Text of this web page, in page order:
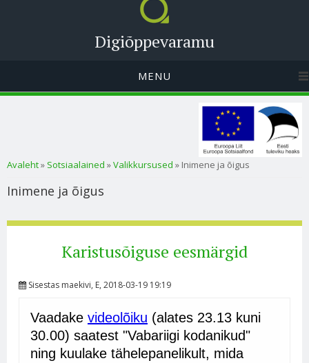
Digiõppevaramu
MENU
Sa oled siin
Avaleht» Sotsiaalained »Valikkursused » Inimene ja õigus
Inimene ja õigus
Karistusõiguse eesmärgid
Sisestas maekivi, E, 2018-03-19 19:19